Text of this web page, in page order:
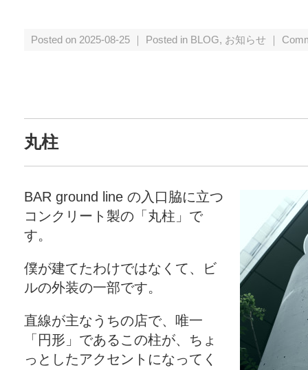
Posted on 2025-08-25 ｜ Posted in BLOG, お知らせ ｜
丸柱
BAR ground line の入口脇に立つ
コンクリート製の「丸柱」で
す。
僕が建てたわけではなくて、ビ
ルの外装の一部です。
直線が主なうちの店で、唯一
「円形」であるこの柱が、ちょ
っとしたアクセントになってく